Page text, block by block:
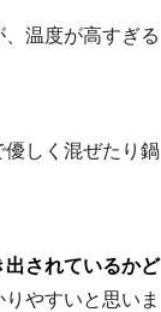
温度が高すぎる
しく混ぜたり鍋
出されているかど
やすいと思いま